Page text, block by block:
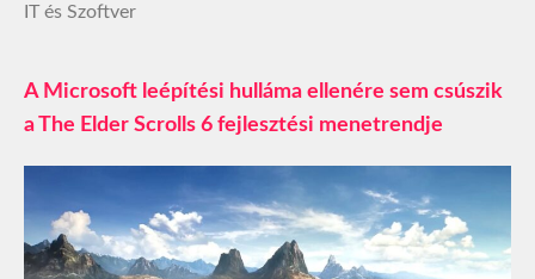
IT és Szoftver
A Microsoft leépítési hulláma ellenére sem csúszik
a The Elder Scrolls 6 fejlesztési menetrendje